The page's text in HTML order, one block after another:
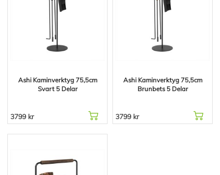
Ashi Kaminverktyg 75,5cm
Svart 5 Delar
3799 kr
Ashi Kaminverktyg 75,5cm
Brunbets 5 Delar
3799 kr